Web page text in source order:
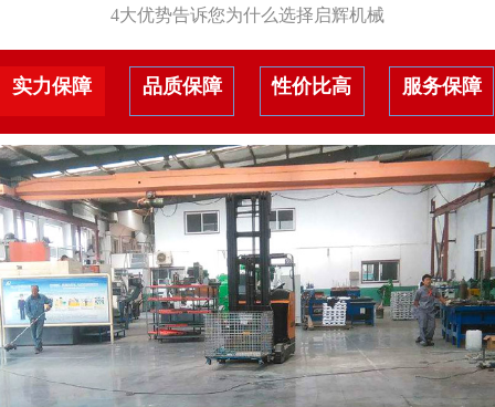
4大优势告诉您为什么选择启辉机械
实力保障 品质保障 性价比高 服务保障